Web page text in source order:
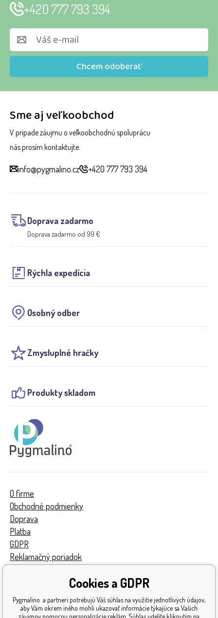
Sme aj veľkoobchod
V prípade záujmu o veľkoobchodnú spoluprácu
nás prosím kontaktujte.
info@pygmalino.cz +420 777 793 394
Doprava zadarmo
Doprava zadarmo od 99 €
Rýchla expedícia
Osobný odber
Zmysluplné hračky
Produkty skladom
Chcem odoberať
+420 777 793 394
O firme
Obchodné podmienky
Doprava
Platba
GDPR
Reklamačný poriadok
Získané ocenenia
Katalóg hračiek
Cookies a GDPR
Pygmalino a partneri potrebujú Váš súhlas na využitie jednotlivých údajov,
aby Vám okrem iného mohli ukazovať informácie týkajúce sa Vašich
záujmov pomocou personalizácie reklám. Súhlas udelíte kliknutím na